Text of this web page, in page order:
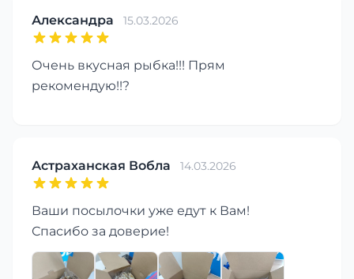
Александра 15.03.2026
Очень вкусная рыбка!!! Прям
рекомендую!!?
Астраханская Вобла 14.03.2026
Ваши посылочки уже едут к Вам!
Спасибо за доверие!